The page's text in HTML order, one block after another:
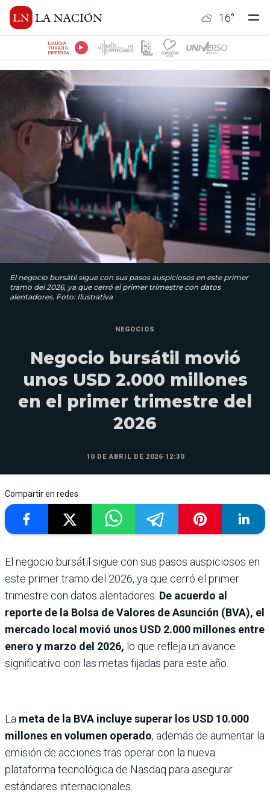
16°
ESCUCHÁ
TU RADIO
PREFERIDA
El negocio bursátil sigue con sus pasos auspiciosos en este primer
tramo del 2026, ya que cerró el primer trimestre con datos
alentadores. Foto: Ilustrativa
NEGOCIOS
Negocio bursátil movió
unos USD 2.000 millones
en el primer trimestre del
2026
10 DE ABRIL DE 2026 12:30
Compartir en redes
El negocio bursátil sigue con sus pasos auspiciosos en
este primer tramo del 2026, ya que cerró el primer
trimestre con datos alentadores. De acuerdo al
reporte de la Bolsa de Valores de Asunción (BVA), el
mercado local movió unos USD 2.000 millones entre
enero y marzo del 2026, lo que refleja un avance
significativo con las metas fijadas para este año.
La meta de la BVA incluye superar los USD 10.000
millones en volumen operado, además de aumentar la
emisión de acciones tras operar con la nueva
plataforma tecnológica de Nasdaq para asegurar
estándares internacionales.